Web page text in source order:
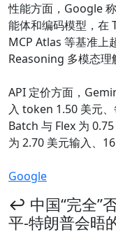
性能方面，Google
能体和编码模型，在
MCP Atlas 等基准上
Reasoning 多模态理
API 定价方面，
入 token 1.50 美元
Batch 与 Flex 为
为 2.70 美元输入、
Google
↩️ 中国“完全”
平-特朗普会晤